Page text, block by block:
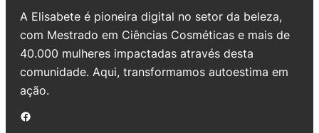
A Elisabete é pioneira digital no setor da beleza,
com Mestrado em Ciências Cosméticas e mais de
40.000 mulheres impactadas através desta
comunidade. Aqui, transformamos autoestima em
ação.
Facebook